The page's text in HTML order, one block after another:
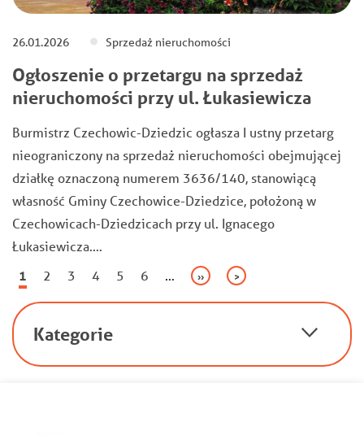
26.01.2026 Sprzedaż nieruchomości
Ogłoszenie o przetargu na sprzedaż
nieruchomości przy ul. Łukasiewicza
Burmistrz Czechowic-Dziedzic ogłasza I ustny przetarg
nieograniczony na sprzedaż nieruchomości obejmującej
działkę oznaczoną numerem 3636/140, stanowiącą
własność Gminy Czechowice-Dziedzice, położoną w
Czechowicach-Dziedzicach przy ul. Ignacego
Łukasiewicza.…
Stronicowanie
Bieżąca
1 Page
2 Page
3 Page
4 Page
5 Page
6 …
Następna
››
Ostatnia
>
Kategorie